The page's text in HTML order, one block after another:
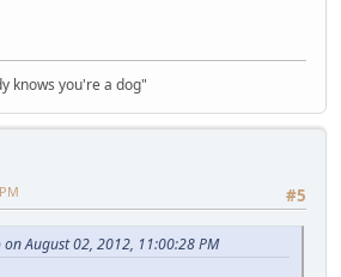
knows you're a dog"
#5
August 02, 2012, 11:00:28 PM